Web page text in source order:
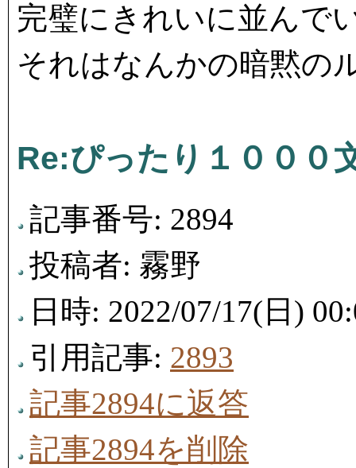
完璧にきれいに並んで
それはなんかの暗黙の
Re:ぴったり１０００
記事番号: 2894
投稿者: 霧野
日時: 2022/07/17(日)
引用記事: 2893
記事2894に返答
記事2894を削除